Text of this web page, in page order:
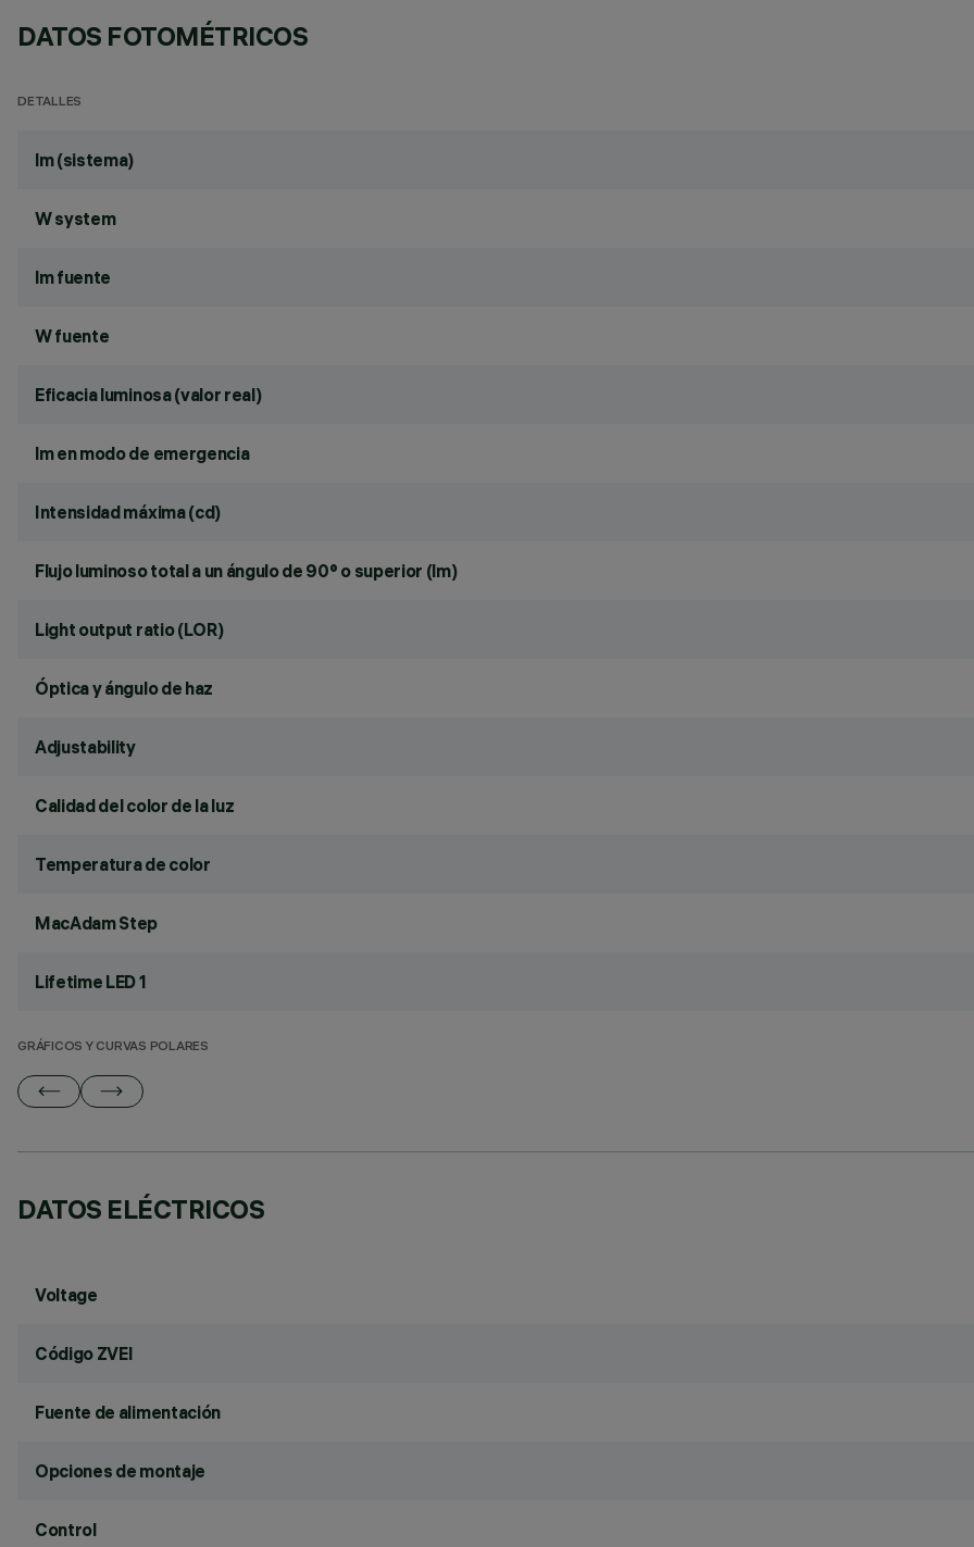
DATOS FOTOMÉTRICOS
DETALLES
lm (sistema)
W system
lm fuente
W fuente
Eficacia luminosa (valor real)
lm en modo de emergencia
Intensidad máxima (cd)
Flujo luminoso total a un ángulo de 90° o superior (lm)
Light output ratio (LOR)
Óptica y ángulo de haz
Adjustability
Calidad del color de la luz
Temperatura de color
MacAdam Step
Lifetime LED 1
GRÁFICOS Y CURVAS POLARES
DATOS ELÉCTRICOS
Voltage
Código ZVEI
Fuente de alimentación
Opciones de montaje
Control